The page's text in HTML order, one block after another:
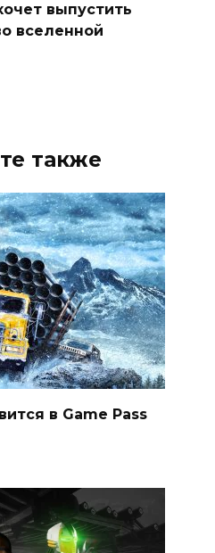
выпустить
вселенной
также
в Game Pass